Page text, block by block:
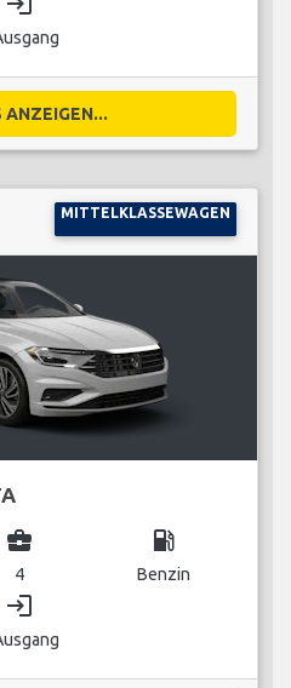
ANZEIGEN...
MITTELKLASSEWAGEN
business_center
4
local_gas_station
Benzin
login